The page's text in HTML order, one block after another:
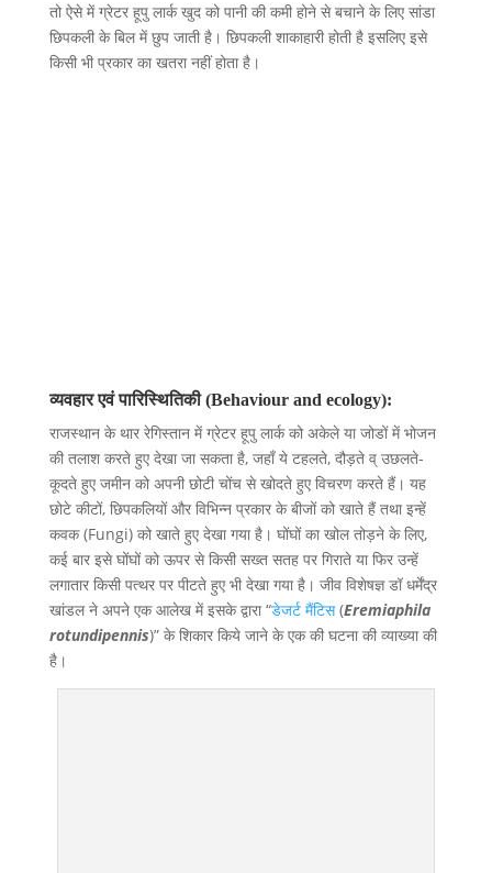
तो ऐसे में ग्रेटर हूपु लार्क खुद को पानी की कमी होने से बचाने के लिए सांडा
छिपकली के बिल में छुप जाती है। छिपकली शाकाहारी होती है इसलिए इसे
किसी भी प्रकार का खतरा नहीं होता है।
व्यवहार एवं पारिस्थितिकी (Behaviour and ecology):
राजस्थान के थार रेगिस्तान में ग्रेटर हूपु लार्क को अकेले या जोडों में भोजन
की तलाश करते हुए देखा जा सकता है, जहाँ ये टहलते, दौड़ते व् उछलते-
कूदते हुए जमीन को अपनी छोटी चोंच से खोदते हुए विचरण करते हैं। यह
छोटे कीटों, छिपकलियों और विभिन्न प्रकार के बीजों को खाते हैं तथा इन्हें
कवक (Fungi) को खाते हुए देखा गया है। घोंघों का खोल तोड़ने के लिए,
कई बार इसे घोंघों को ऊपर से किसी सख्त सतह पर गिराते या फिर उन्हें
लगातार किसी पत्थर पर पीटते हुए भी देखा गया है। जीव विशेषज्ञ डॉ धर्मेंद्र
खांडल ने अपने एक आलेख में इसके द्वारा “डेजर्ट मैंटिस(Eremiaphila
rotundipennis)” के शिकार किये जाने के एक की घटना की व्याख्या की
है।